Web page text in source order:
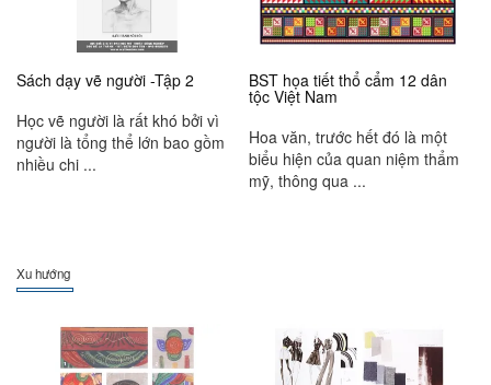
Sách dạy vẽ người -Tập 2
Học vẽ người là rất khó bởi vì
người là tổng thể lớn bao gồm
nhiều chi ...
BST họa tiết thổ cẩm 12 dân
tộc Việt Nam
Hoa văn, trước hết đó là một
biểu hiện của quan niệm thẩm
mỹ, thông qua ...
Xu hướng